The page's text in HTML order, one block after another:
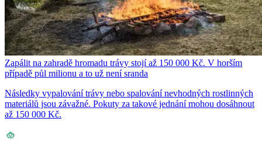
Zapálit na zahradě hromadu trávy stojí až 150 000 Kč. V horším
případě půl milionu a to už není sranda
Následky vypalování trávy nebo spalování nevhodných rostlinných
materiálů jsou závažné. Pokuty za takové jednání mohou dosáhnout
až 150 000 Kč.